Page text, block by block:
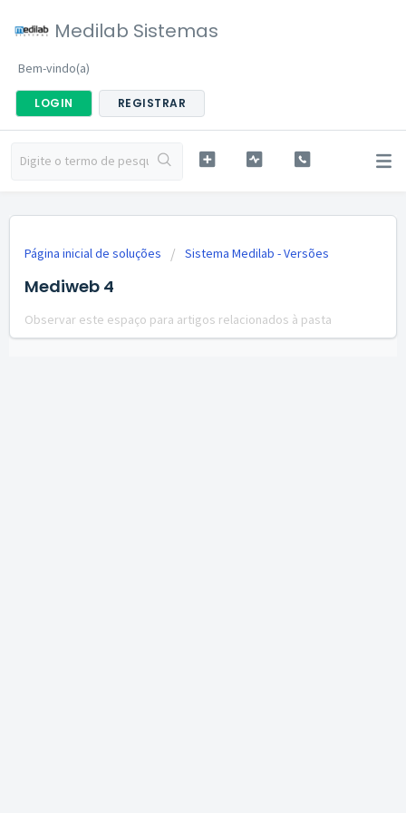
Medilab Sistemas
Bem-vindo(a)
LOGIN REGISTRAR
Página inicial de soluções Sistema Medilab - Versões
Mediweb 4
Observar este espaço para artigos relacionados à pasta